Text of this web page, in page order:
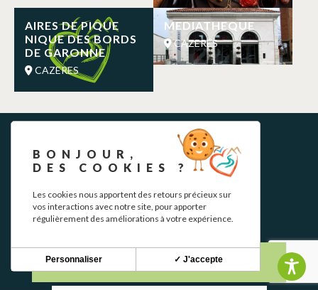
AIRES DE PIQUE
NIQUE DES BORDS
DE GARONNE
CAZERES
MEDIATHEQUE
CAZERES
NEWSLETTER
Stay up to date with our news and special offers.
BONJOUR,
DES COOKIES ?
Les cookies nous apportent des retours précieux sur
vos interactions avec notre site, pour apporter
régulièrement des améliorations à votre expérience.
✓ J'accepte
Personnaliser